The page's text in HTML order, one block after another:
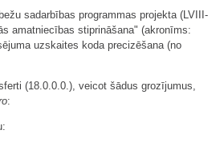
sadarbības programmas projekta (LVIII-
amatniecības stiprināšana" (akronīms:
uzskaites koda precizēšana (no
(18.0.0.0.), veicot šādus grozījumus,
: